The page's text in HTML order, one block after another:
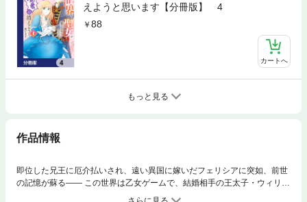
えようと思います【分冊版】 4
88
カートへ
もっと見る
作品情報
即位した兄王に厄介払いされ、遠い異国に嫁いだフェリシアに突如、前世
の記憶が蘇る―― この世界は乙女ゲームで、結婚相手の王太子・ウィリア
ムは異世界から来る聖女と愛しあい、邪魔者の自分は処刑される運命!?